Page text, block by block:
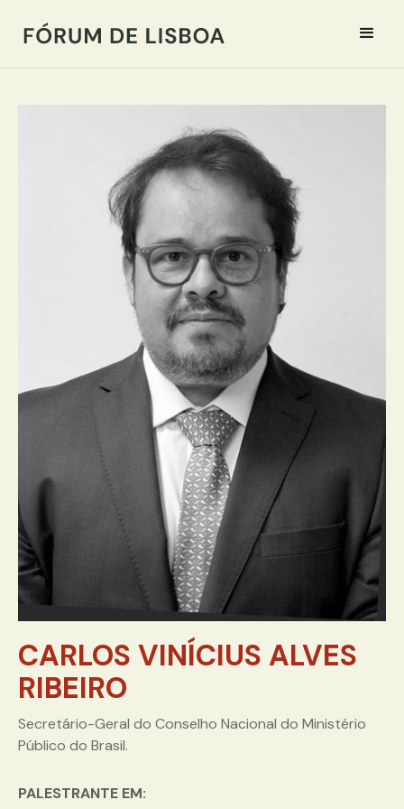
CARLOS VINÍCIUS ALVES
RIBEIRO
Secretário-Geral do Conselho Nacional do Ministério
Público do Brasil.
PALESTRANTE EM: